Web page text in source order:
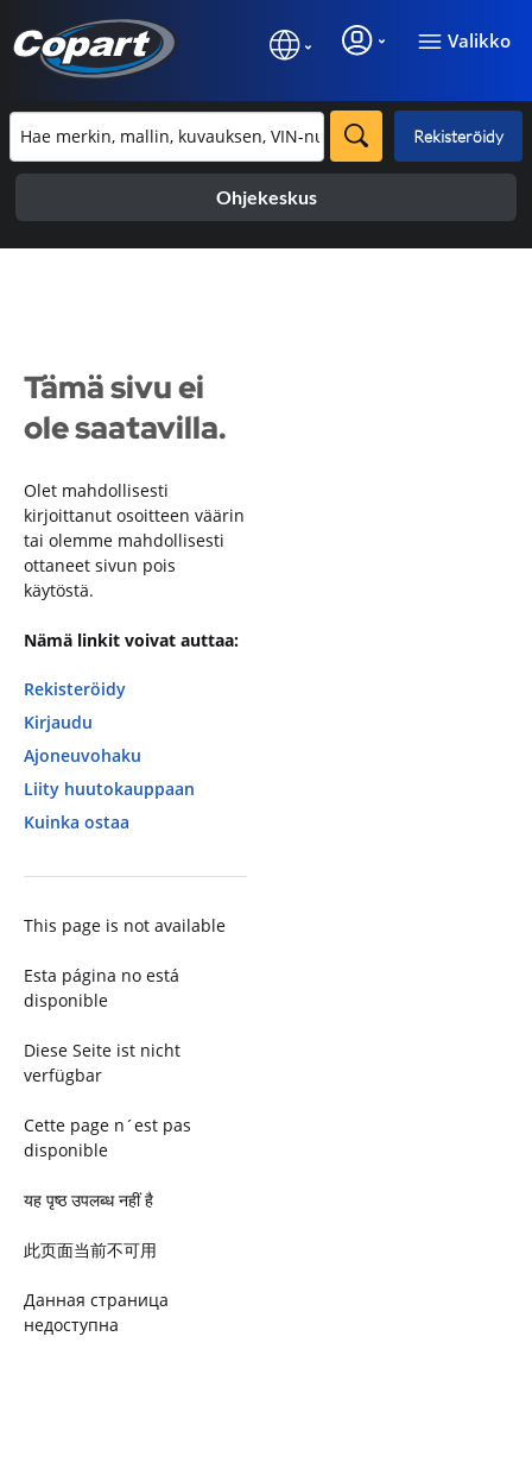
Valikko
Rekisteröidy
Ohjekeskus
Tämä sivu ei
ole saatavilla.
Olet mahdollisesti
kirjoittanut osoitteen väärin
tai olemme mahdollisesti
ottaneet sivun pois
käytöstä.
Nämä linkit voivat auttaa:
Rekisteröidy
Kirjaudu
Ajoneuvohaku
Liity huutokauppaan
Kuinka ostaa
This page is not available
Esta página no está
disponible
Diese Seite ist nicht
verfügbar
Cette page n´est pas
disponible
यह पृष्ठ उपलब्ध नहीं है
此页面当前不可用
Данная страница
недоступна